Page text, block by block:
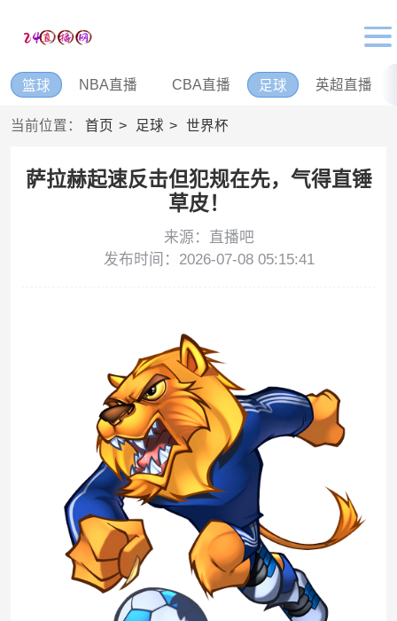
篮球 NBA直播 CBA直播 足球 英超直播
当前位置： 首页 足球 世界杯
萨拉赫起速反击但犯规在先，气得直锤
草皮！
来源：直播吧
发布时间：2026-07-08 05:15:41